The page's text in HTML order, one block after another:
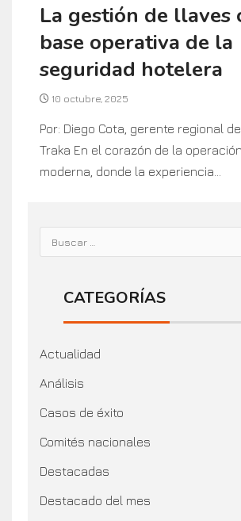
La gestión de llaves
base operativa de la
seguridad hotelera
10 octubre, 2025
Por: Diego Cota, gerente regional
Traka En el corazón de la
moderna, donde la experiencia...
CATEGORÍAS
Actualidad
Análisis
Casos de éxito
Comités nacionales
Destacadas
Destacado del mes